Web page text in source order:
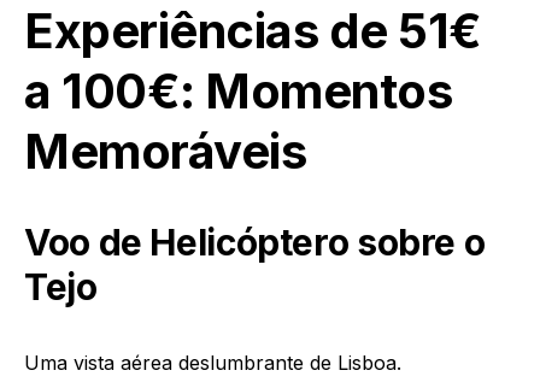
Experiências de 51€
a 100€: Momentos
Memoráveis
Voo de Helicóptero sobre o
Tejo
Uma vista aérea deslumbrante de Lisboa.